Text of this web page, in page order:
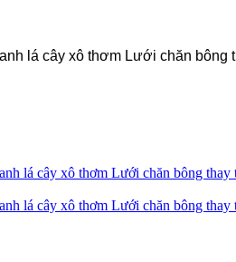
lá cây xô thơm Lưới chăn